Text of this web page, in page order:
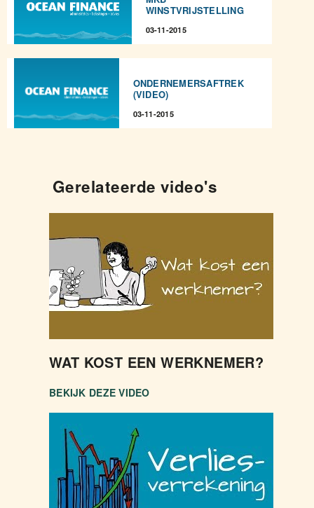
WINSTVRIJSTELLING
03-11-2015
ONDERNEMERSAFTREK
(VIDEO)
03-11-2015
Gerelateerde video's
WAT KOST EEN WERKNEMER?
BEKIJK DEZE VIDEO